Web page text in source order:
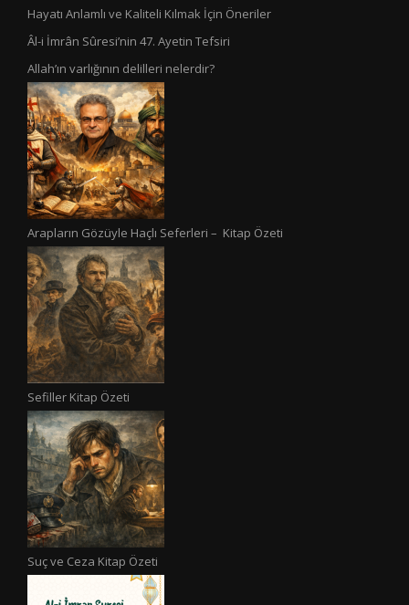
Hayatı Anlamlı ve Kaliteli Kılmak İçin Öneriler
Âl-i İmrân Sûresi’nin 47. Ayetin Tefsiri
Allah’ın varlığının delilleri nelerdir?
Arapların Gözüyle Haçlı Seferleri – Kitap Özeti
Sefiller Kitap Özeti
Suç ve Ceza Kitap Özeti